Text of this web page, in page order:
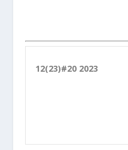
12(23)#20 2023